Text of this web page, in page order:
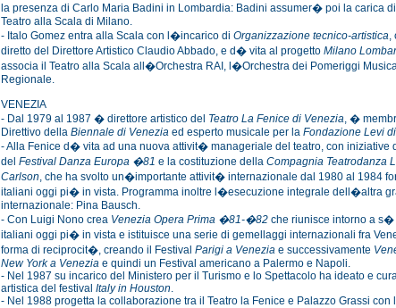
la presenza di Carlo Maria Badini in Lombardia: Badini assumer� poi la carica
Teatro alla Scala di Milano.
- Italo Gomez entra alla Scala con l�incarico di Organizzazione tecnico-artistica,
diretto del Direttore Artistico Claudio Abbado, e d� vita al progetto Milano
associa il Teatro alla Scala all�Orchestra RAI, l�Orchestra dei Pomeriggi
Regionale.
VENEZIA
- Dal 1979 al 1987 � direttore artistico del Teatro La Fenice di Venezia, �
Direttivo della Biennale di Venezia ed esperto musicale per la Fondazione Levi
- Alla Fenice d� vita ad una nuova attivit� manageriale del teatro, con iniziative
del Festival Danza Europa �81 e la costituzione della Compagnia Teatrodanza
Carlson, che ha svolto un�importante attivit� internazionale dal 1980 al 1984
italiani oggi pi� in vista. Programma inoltre l�esecuzione integrale dell�altra
internazionale: Pina Bausch.
- Con Luigi Nono crea Venezia Opera Prima �81-�82 che riunisce intorno a s�
italiani oggi pi� in vista e istituisce una serie di gemellaggi internazionali fra
forma di reciprocit�, creando il Festival Parigi a Venezia e successivamente
New York a Venezia e quindi un Festival americano a Palermo e Napoli.
- Nel 1987 su incarico del Ministero per il Turismo e lo Spettacolo ha ideato e
artistica del festival Italy in Houston.
- Nel 1988 progetta la collaborazione tra il Teatro la Fenice e Palazzo Grassi con